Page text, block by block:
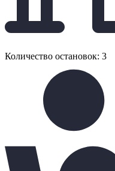
Количество остановок: 3